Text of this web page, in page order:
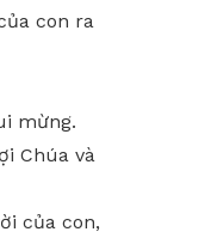
con ra
mừng.
Chúa và
của con,